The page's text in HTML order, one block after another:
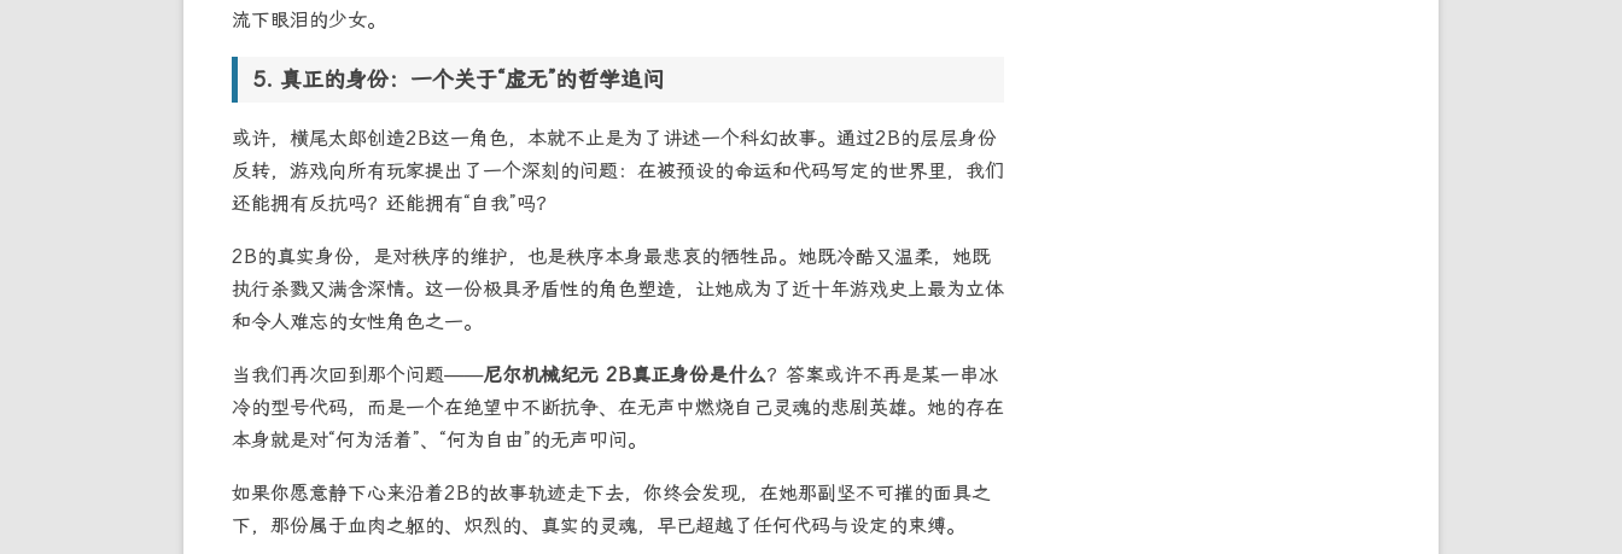
流下眼泪的少女。
真正的身份：一个关于“虚无”的哲学追问
或许，横尾太郎创造2B这一角色，本就不止是为了讲述一个科幻故事。通过2B的层层身份
反转，游戏向所有玩家提出了一个深刻的问题：在被预设的命运和代码写定的世界里，我们
还能拥有反抗吗？还能拥有“自我”吗？
2B的真实身份，是对秩序的维护，也是秩序本身最悲哀的牺牲品。她既冷酷又温柔，她既
执行杀戮又满含深情。这一份极具矛盾性的角色塑造，让她成为了近十年游戏史上最为立体
和令人难忘的女性角色之一。
当我们再次回到那个问题——尼尔机械纪元 2B真正身份是什么？答案或许不再是某一串冰
冷的型号代码，而是一个在绝望中不断抗争、在无声中燃烧自己灵魂的悲剧英雄。她的存在
本身就是对“何为活着”、“何为自由”的无声叩问。
如果你愿意静下心来沿着2B的故事轨迹走下去，你终会发现，在她那副坚不可摧的面具之
下，那份属于血肉之躯的、炽烈的、真实的灵魂，早已超越了任何代码与设定的束缚。